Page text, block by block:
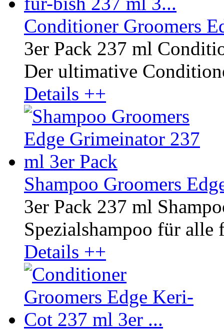
Conditioner Groomers
3er Pack 237 ml
Der ultimative
Details ++
Shampoo Groomers
3er Pack 237 ml
Spezialshampoo für alle
Details ++